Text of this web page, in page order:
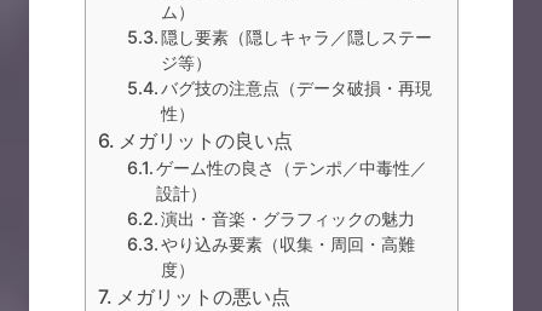
ム）
隠し要素（隠しキャラ／隠しステー
ジ等）
バグ技の注意点（データ破損・再現
性）
メガリットの良い点
ゲーム性の良さ（テンポ／中毒性／
設計）
演出・音楽・グラフィックの魅力
やり込み要素（収集・周回・高難
度）
メガリットの悪い点